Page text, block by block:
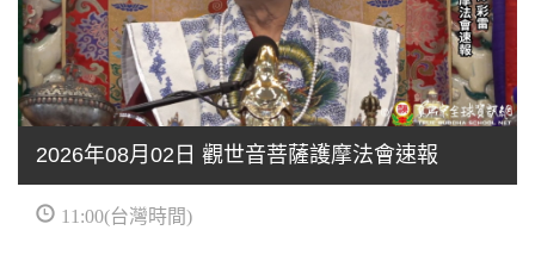
2026年08月02日 觀世音菩薩護摩法會速報
11:00(台灣時間)